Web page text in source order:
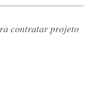
contratar projeto